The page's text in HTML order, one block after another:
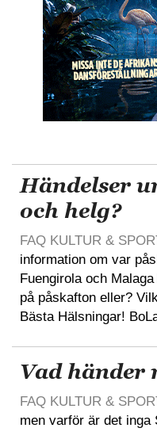
Händelser
och helg?
FAQ KULTUR &
information om var
Fuengirola och
på påskafton eller?
Bästa Hälsningar!
Vad händer
FAQ KULTUR &
men varför är det inga